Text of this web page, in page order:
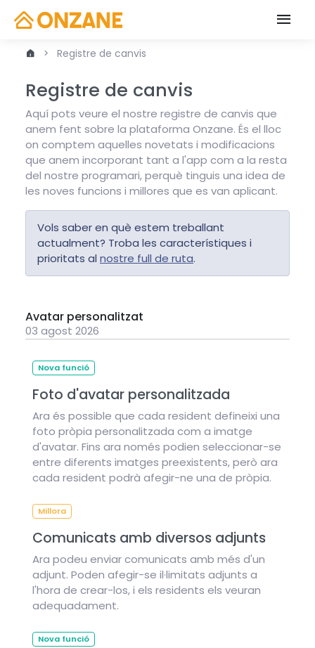
Registre de canvis
Registre de canvis
Aquí pots veure el nostre registre de canvis que
anem fent sobre la plataforma Onzane. És el lloc
on comptem aquelles novetats i modificacions
que anem incorporant tant a l'app com a la resta
del nostre programari, perquè tinguis una idea de
les noves funcions i millores que es van aplicant.
Vols saber en què estem treballant
actualment? Troba les característiques i
prioritats al nostre full de ruta.
Avatar personalitzat
03 agost 2026
Nova funció
Foto d'avatar personalitzada
Ara és possible que cada resident defineixi una
foto pròpia personalitzada com a imatge
d'avatar. Fins ara només podien seleccionar-se
entre diferents imatges preexistents, però ara
cada resident podrà afegir-ne una de pròpia.
Millora
Comunicats amb diversos adjunts
Ara podeu enviar comunicats amb més d'un
adjunt. Poden afegir-se il·limitats adjunts a
l'hora de crear-los, i els residents els veuran
adequadament.
Nova funció